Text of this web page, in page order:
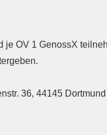
je OV 1 GenossX
36, 44145 Dortmund